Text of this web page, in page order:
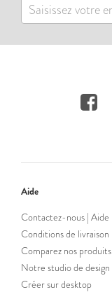
Aide
Contactez-nous | Aide
Conditions de livraison
Comparez nos produits
Notre studio de design
Créer sur desktop